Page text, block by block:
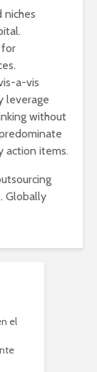
for
a-vis
leverage
without
action items.
Globally
el